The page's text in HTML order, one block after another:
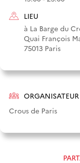
LIEU
à La Barge du
Quai François
75013 Paris
ORGANISATEUR
Crous de Paris